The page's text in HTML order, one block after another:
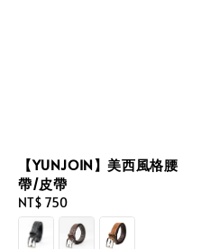
【YUNJOIN】美西風格腰
帶/皮帶
Regular
price
NT$ 750